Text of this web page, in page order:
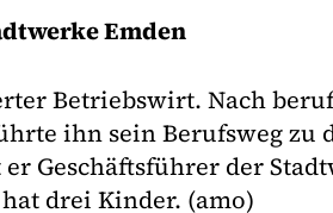
Emden
Betriebswirt. Nach
ihn sein Berufsweg zu
Geschäftsführer der
drei Kinder. (amo)